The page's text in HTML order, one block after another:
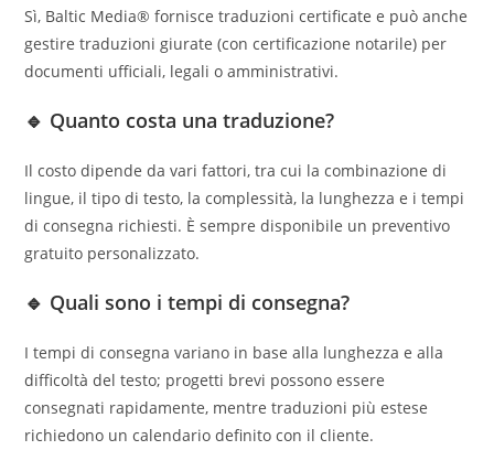
Sì, Baltic Media® fornisce traduzioni certificate e può anche
gestire traduzioni giurate (con certificazione notarile) per
documenti ufficiali, legali o amministrativi.
🔹 Quanto costa una traduzione?
Il costo dipende da vari fattori, tra cui la combinazione di
lingue, il tipo di testo, la complessità, la lunghezza e i tempi
di consegna richiesti. È sempre disponibile un preventivo
gratuito personalizzato.
🔹 Quali sono i tempi di consegna?
I tempi di consegna variano in base alla lunghezza e alla
difficoltà del testo; progetti brevi possono essere
consegnati rapidamente, mentre traduzioni più estese
richiedono un calendario definito con il cliente.